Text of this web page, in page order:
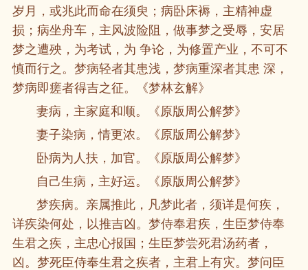
岁月，或兆此而命在须臾；病卧床褥，主精神虚
损；病坐舟车，主风波险阻，做事梦之受辱，安居
梦之遭殃，为考试，为 争论，为修置产业，不可不
慎而行之。梦病轻者其患浅，梦病重深者其患 深，
梦病即瘥者得吉之征。《梦林玄解》
妻病，主家庭和顺。《原版周公解梦》
妻子染病，情更浓。《原版周公解梦》
卧病为人扶，加官。《原版周公解梦》
自己生病，主好运。《原版周公解梦》
梦疾病。亲属推此，凡梦此者，须详是何疾，
详疾染何处，以推吉凶。梦侍奉君疾，生臣梦侍奉
生君之疾，主忠心报国；生臣梦尝死君汤药者，
凶。梦死臣侍奉生君之疾者，主君上有灾。梦问臣